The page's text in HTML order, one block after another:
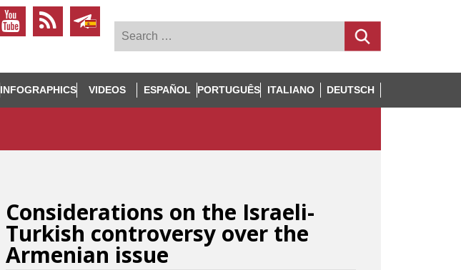
INFOGRAPHICS VIDEOS ESPAÑOL PORTUGUÊS ITALIANO DEUTSCH
Considerations on the Israeli-
Turkish controversy over the
Armenian issue